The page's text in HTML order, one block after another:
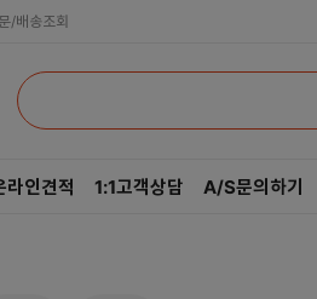
/배송조회
라인견적 1:1고객상담 A/S문의하기